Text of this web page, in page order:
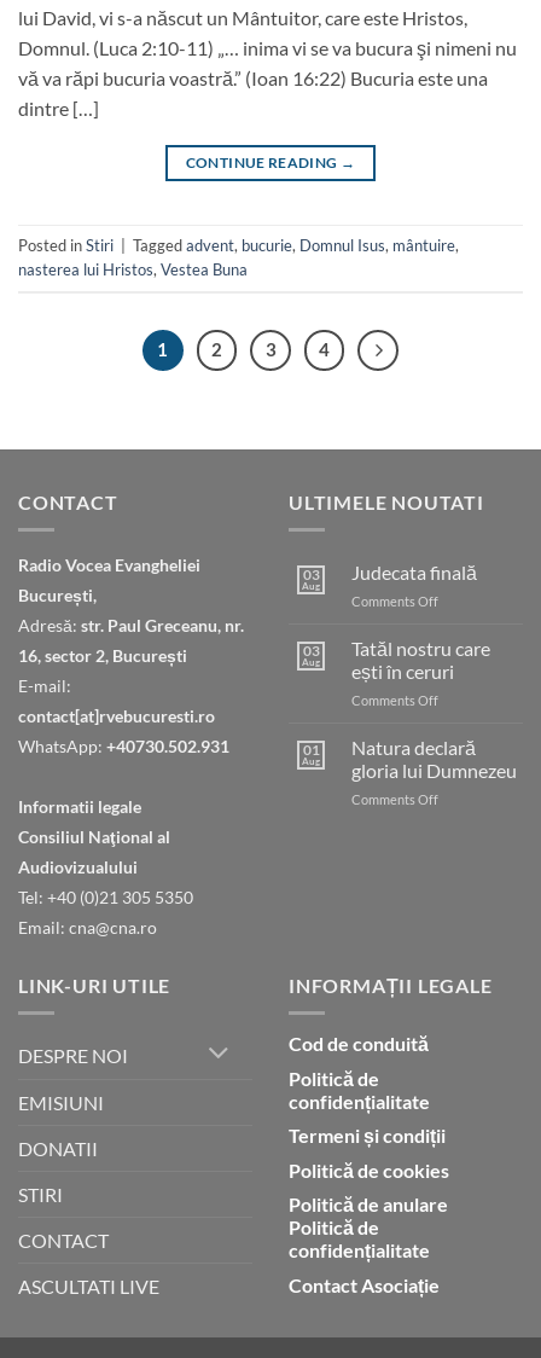
lui David, vi s-a născut un Mântuitor, care este Hristos,
Domnul. (Luca 2:10-11) „… inima vi se va bucura şi nimeni nu
vă va răpi bucuria voastră.” (Ioan 16:22) Bucuria este una
dintre […]
CONTINUE READING →
Posted inStiri Taggedadvent, bucurie, Domnul Isus, mântuire,
nasterea lui Hristos, Vestea Buna
1 2 3 4
CONTACT
Radio Vocea Evangheliei
București,
Adresă: str. Paul Greceanu, nr.
16, sector 2, București
E-mail:
contact[at]rvebucuresti.ro
WhatsApp: +40730.502.931
Informatii legale
Consiliul Naţional al
Audiovizualului
Tel: +40 (0)21 305 5350
Email: cna@cna.ro
ULTIMELE NOUTATI
03
Aug
Judecata finală
Comments Offon
03
Aug
Tatăl nostru care
ești în ceruri
Comments Offon
nostru
care
ești
în
01
Aug
Natura declară
gloria lui Dumnezeu
Comments Offon
LINK-URI UTILE
DESPRE NOI
EMISIUNI
DONATII
STIRI
CONTACT
ASCULTATI LIVE
INFORMAȚII LEGALE
Cod de conduită
Politică de
confidențialitate
Termeni și condiții
Politică de cookies
Politică de anulare
Politică de
confidențialitate
Contact Asociație